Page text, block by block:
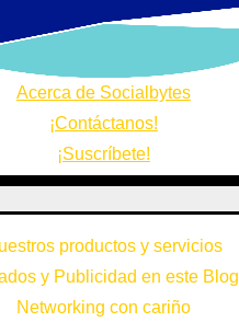
Acerca de Socialbytes
¡Contáctanos!
¡Suscríbete!
productos y servicios
y Publicidad en este Blog
Networking con cariño